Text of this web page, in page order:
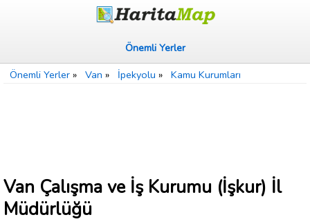
Önemli Yerler
Önemli Yerler » Van » İpekyolu » Kamu Kurumları
Van Çalışma ve İş Kurumu (İşkur) İl
Müdürlüğü